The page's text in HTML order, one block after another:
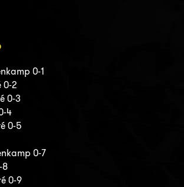
0-1
0-2
0-3
4
0-5
0-7
8
0-9